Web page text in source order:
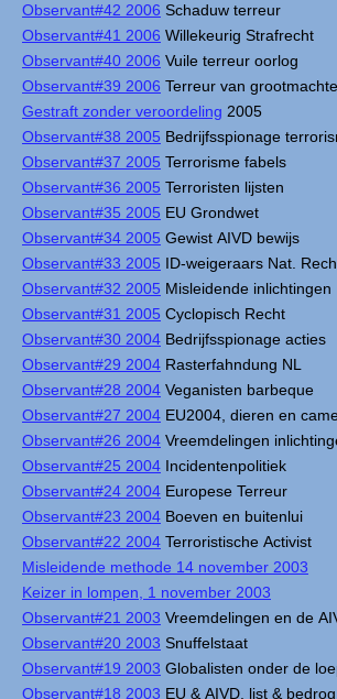
Observant#42 2006 Schaduw terreur
Observant#41 2006 Willekeurig Strafrecht
Observant#40 2006 Vuile terreur oorlog
Observant#39 2006 Terreur van
Gestraft zonder veroordeling 2005
Observant#38 2005 Bedrijfsspionage
Observant#37 2005 Terrorisme fabels
Observant#36 2005 Terroristen lijsten
Observant#35 2005 EU Grondwet
Observant#34 2005 Gewist AIVD bewijs
Observant#33 2005 ID-weigeraars Nat.
Observant#32 2005 Misleidende inlichtingen
Observant#31 2005 Cyclopisch Recht
Observant#30 2004 Bedrijfsspionage acties
Observant#29 2004 Rasterfahndung NL
Observant#28 2004 Veganisten barbeque
Observant#27 2004 EU2004, dieren en
Observant#26 2004 Vreemdelingen
Observant#25 2004 Incidentenpolitiek
Observant#24 2004 Europese Terreur
Observant#23 2004 Boeven en buitenlui
Observant#22 2004 Terroristische Activist
Misleidende methode 14 november 2003
Keizer in lompen, 1 november 2003
Observant#21 2003 Vreemdelingen en de
Observant#20 2003 Snuffelstaat
Observant#19 2003 Globalisten onder de
Observant#18 2003 EU & AIVD, list & bedrog